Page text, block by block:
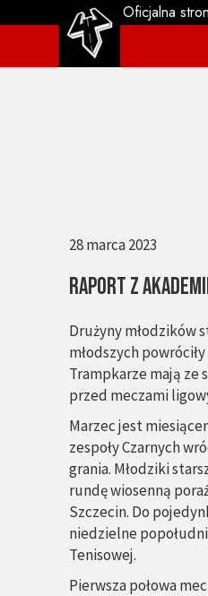
Drużyny młodzików
młodszych
Trampkarze mają ze
przed meczami
Marzec jest
zespoły Czarnych
grania. Młodziki
rundę wiosenną
Szczecin. Do
niedzielne
Tenisowej.
Pierwsza połowa
RAPORT Z
28 marca 2023
Oficjalna